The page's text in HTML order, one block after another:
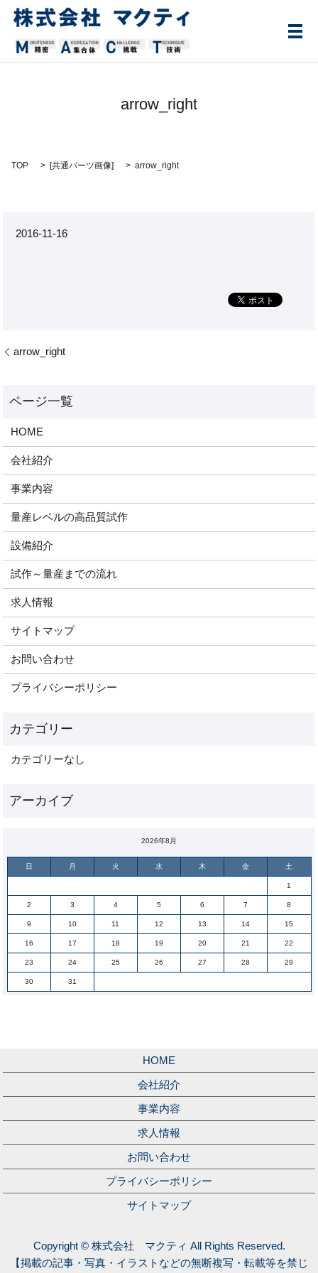
メ
arrow_right
TOP [共通パーツ画像] arrow_right
2016-11-16
arrow_right
HOME
会社紹介
事業内容
量産レベルの高品質試作
設備紹介
試作～量産までの流れ
求人情報
サイトマップ
お問い合わせ
プライバシーポリシー
カテゴリーなし
2026年8月
日 月 火 水 木 金 土
1
2 3 4 5 6 7 8
9 10 11 12 13 14 15
16 17 18 19 20 21 22
23 24 25 26 27 28 29
30 31
HOME
会社紹介
事業内容
求人情報
お問い合わせ
プライバシーポリシー
サイトマップ
Copyright © 株式会社 マクティ All Rights Reserved.
【掲載の記事・写真・イラストなどの無断複写・転載等を禁じ